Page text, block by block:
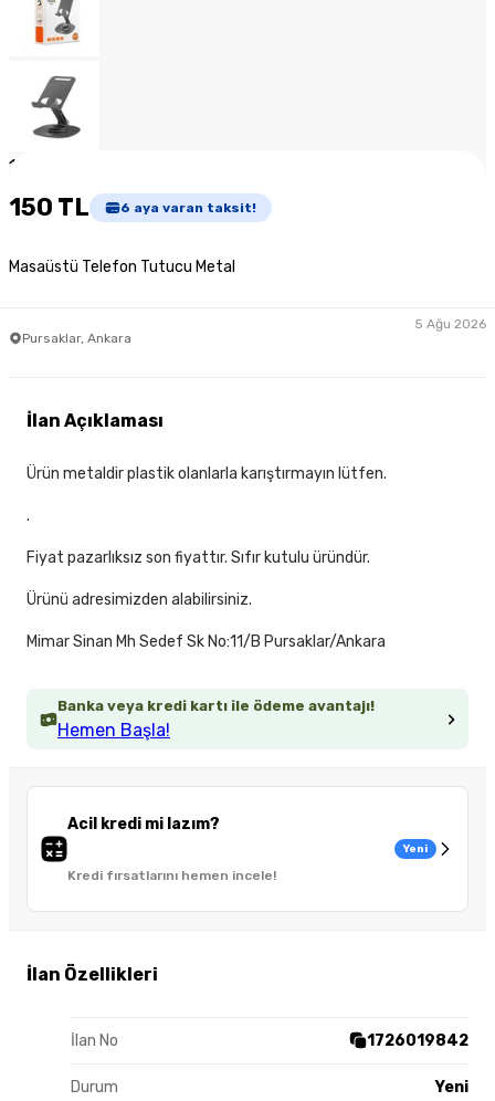
1
150 TL 6 aya varan taksit!
Masaüstü Telefon Tutucu Metal
Pursaklar, Ankara
5 Ağu 2026
Banka veya kredi kartı ile ödeme avantajı!
Hemen Başla!
Acil kredi mi lazım?
Kredi fırsatlarını hemen incele!
Yeni
İlan Özellikleri
İlan No 1726019842
Durum Yeni
İlan Açıklaması
Ürün metaldir plastik olanlarla karıştırmayın lütfen.
.
Fiyat pazarlıksız son fiyattır. Sıfır kutulu üründür.
Ürünü adresimizden alabilirsiniz.
Mimar Sinan Mh Sedef Sk No:11/B Pursaklar/Ankara